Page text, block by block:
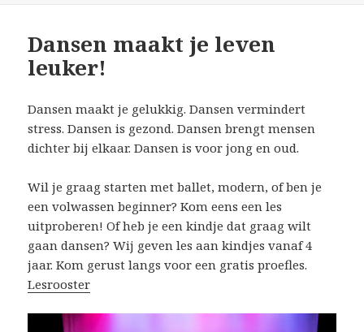
Dansen maakt je leven
leuker!
Dansen maakt je gelukkig. Dansen vermindert
stress. Dansen is gezond. Dansen brengt mensen
dichter bij elkaar. Dansen is voor jong en oud.
Wil je graag starten met ballet, modern, of ben je
een volwassen beginner? Kom eens een les
uitproberen! Of heb je een kindje dat graag wilt
gaan dansen? Wij geven les aan kindjes vanaf 4
jaar. Kom gerust langs voor een gratis proefles.
Lesrooster